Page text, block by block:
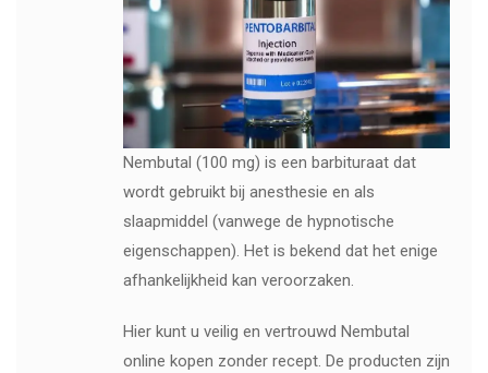
Nembutal (100 mg) is een barbituraat dat
wordt gebruikt bij anesthesie en als
slaapmiddel (vanwege de hypnotische
eigenschappen). Het is bekend dat het enige
afhankelijkheid kan veroorzaken.
Hier kunt u veilig en vertrouwd Nembutal
online kopen zonder recept. De producten zijn